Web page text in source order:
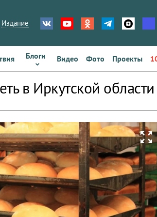
Издание
Блоги Видео Фото Проекты
в Иркутской области
zoom_out_map